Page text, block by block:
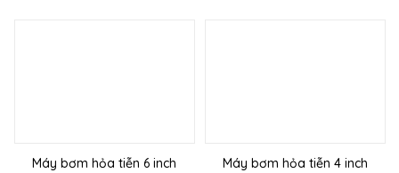
Máy bơm hỏa tiễn 6 inch
Máy bơm hỏa tiễn 4 inch